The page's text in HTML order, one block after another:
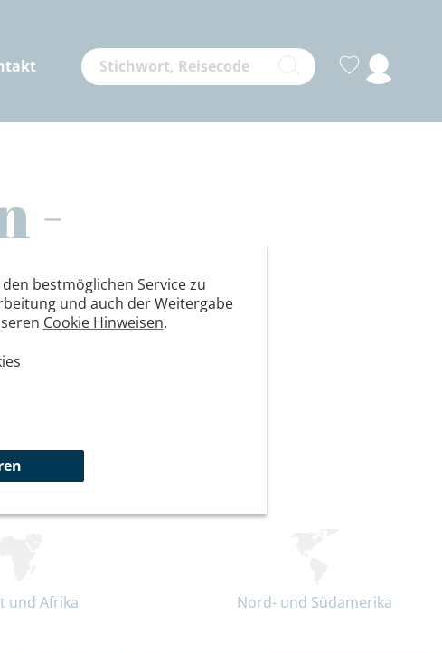
-
und Afrika Nord- und Südamerika
bestmöglichen Service zu
und auch der Weitergabe
Cookie Hinweisen.